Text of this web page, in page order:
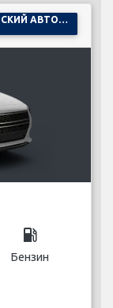
local_gas_station
Бензин